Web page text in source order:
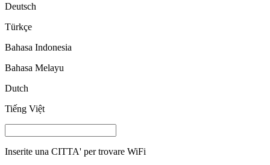
Deutsch
Türkçe
Bahasa Indonesia
Bahasa Melayu
Dutch
Tiếng Việt
Inserite una CITTA' per trovare WiFi